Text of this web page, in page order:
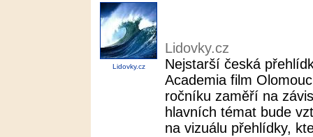
Lidovky.cz
Lidovky.cz
Nejstarší česká
Academia film
ročníku zaměří na
hlavních témat bude
na vizuálu přehlídky,